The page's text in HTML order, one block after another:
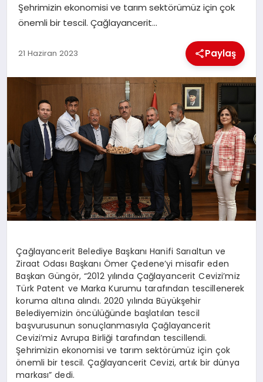
DÜNYA
YAZARLAR
KÜNYE
Şehrimizin ekonomisi ve tarım sektörümüz için çok
önemli bir tescil. Çağlayancerit…
21 Haziran 2023 Paylaş
Çağlayancerit Belediye Başkanı Hanifi Sarıaltun ve
Ziraat Odası Başkanı Ömer Çedene’yi misafir eden
Başkan Güngör, “2012 yılında Çağlayancerit Cevizi’miz
Türk Patent ve Marka Kurumu tarafından tescillenerek
koruma altına alındı. 2020 yılında Büyükşehir
Belediyemizin öncülüğünde başlatılan tescil
başvurusunun sonuçlanmasıyla Çağlayancerit
Cevizi’miz Avrupa Birliği tarafından tescillendi.
Şehrimizin ekonomisi ve tarım sektörümüz için çok
önemli bir tescil. Çağlayancerit Cevizi, artık bir dünya
markası” dedi.